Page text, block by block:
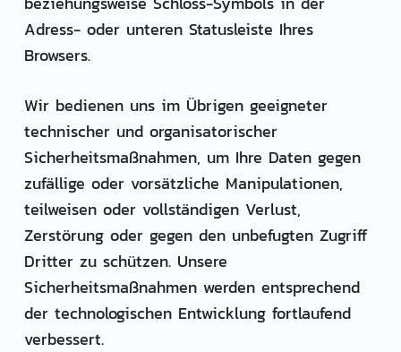
Adress- oder unteren Statusleiste Ihres
Browsers.
Wir bedienen uns im Übrigen geeigneter
technischer und organisatorischer
Sicherheitsmaßnahmen, um Ihre Daten gegen
zufällige oder vorsätzliche Manipulationen,
teilweisen oder vollständigen Verlust,
Zerstörung oder gegen den unbefugten Zugriff
Dritter zu schützen. Unsere
Sicherheitsmaßnahmen werden entsprechend
der technologischen Entwicklung fortlaufend
verbessert.